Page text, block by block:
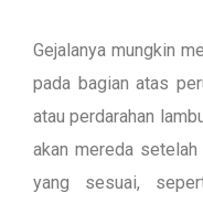
Gejalanya mungkin
pada bagian atas
atau perdarahan
akan mereda
yang sesuai,